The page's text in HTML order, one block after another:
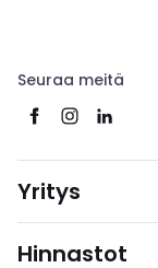
Seuraa meitä
Yritys
Hinnastot